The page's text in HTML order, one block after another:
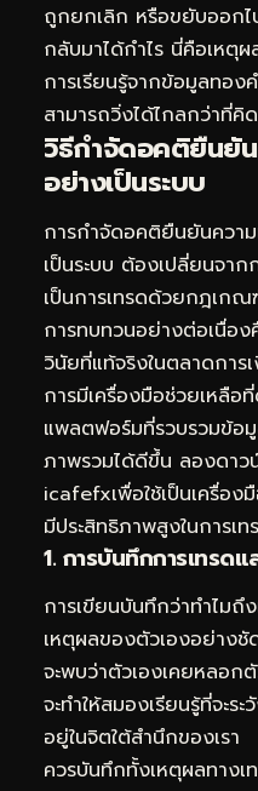
ถูกยกเลิก หรือขยับออกไ
กลับมาได้กำไร นี่คือเหตุ
การเรียนรู้จากข้อมูลทอง
สามารถวิ่งได้ไกลกว่าที่คิ
วิธีกำจัดอคติยืนยัน
อย่างเป็นระบบ
การกำจัดอคติยืนยันควา
เป็นระบบ ต้องเปลี่ยนจา
เป็นการเทรดด้วยกฎเกณ
การทบทวนอย่างต่อเนื่อ
วินัยที่แท้จริงในตลาดการ
การมีเครื่องมือช่วยเหลือ
แพลตฟอร์มที่รวบรวมข้อมู
ภาพรวมได้ดีขึ้น ลองดาว
icafefxเพื่อใช้เป็นเครื่อ
มีประสิทธิภาพสูงในการเ
1. การบันทึกการเทรด
การเขียนบันทึกว่าทำไมถึ
เหตุผลของตัวเองอย่าง
จะพบว่าตัวเองเคยหลอก
จะทำให้สมองเรียนรู้ที่จะ
อยู่ในจิตใต้สำนึกของเรา
ควรบันทึกทั้งเหตุผลทาง